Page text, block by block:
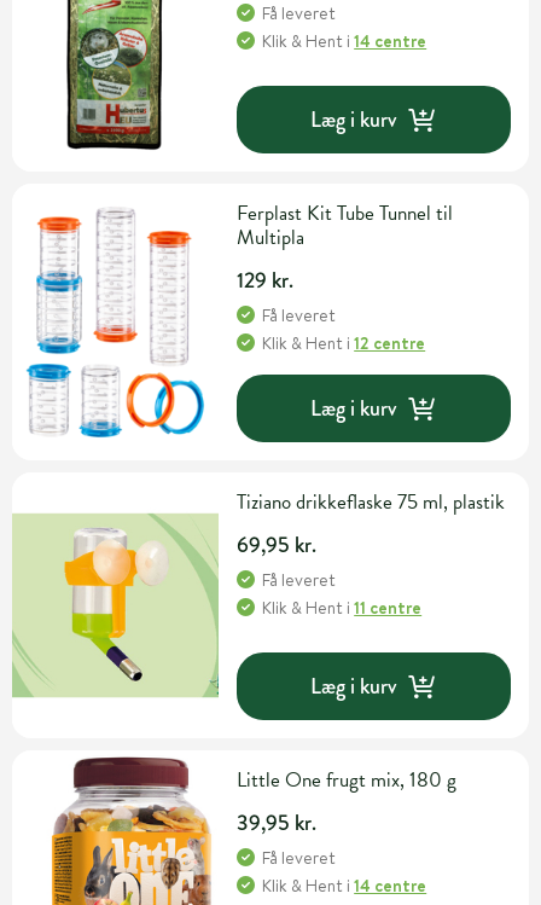
Få leveret
Klik & Hent i14 centre
Læg i kurv
Ferplast Kit Tube Tunnel til
Multipla
129 kr.
Få leveret
Klik & Hent i12 centre
Læg i kurv
Tiziano drikkeflaske 75 ml, plastik
69,95 kr.
Få leveret
Klik & Hent i11 centre
Læg i kurv
Little One frugt mix, 180 g
39,95 kr.
Få leveret
Klik & Hent i14 centre